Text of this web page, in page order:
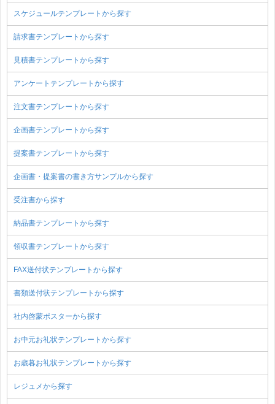
スケジュールテンプレートから探す
請求書テンプレートから探す
見積書テンプレートから探す
アンケートテンプレートから探す
注文書テンプレートから探す
企画書テンプレートから探す
提案書テンプレートから探す
企画書・提案書の書き方サンプルから探す
受注書から探す
納品書テンプレートから探す
領収書テンプレートから探す
FAX送付状テンプレートから探す
書類送付状テンプレートから探す
社内啓蒙ポスターから探す
お中元お礼状テンプレートから探す
お歳暮お礼状テンプレートから探す
レジュメから探す